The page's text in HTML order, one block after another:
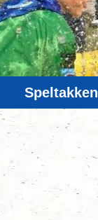
Speltakken